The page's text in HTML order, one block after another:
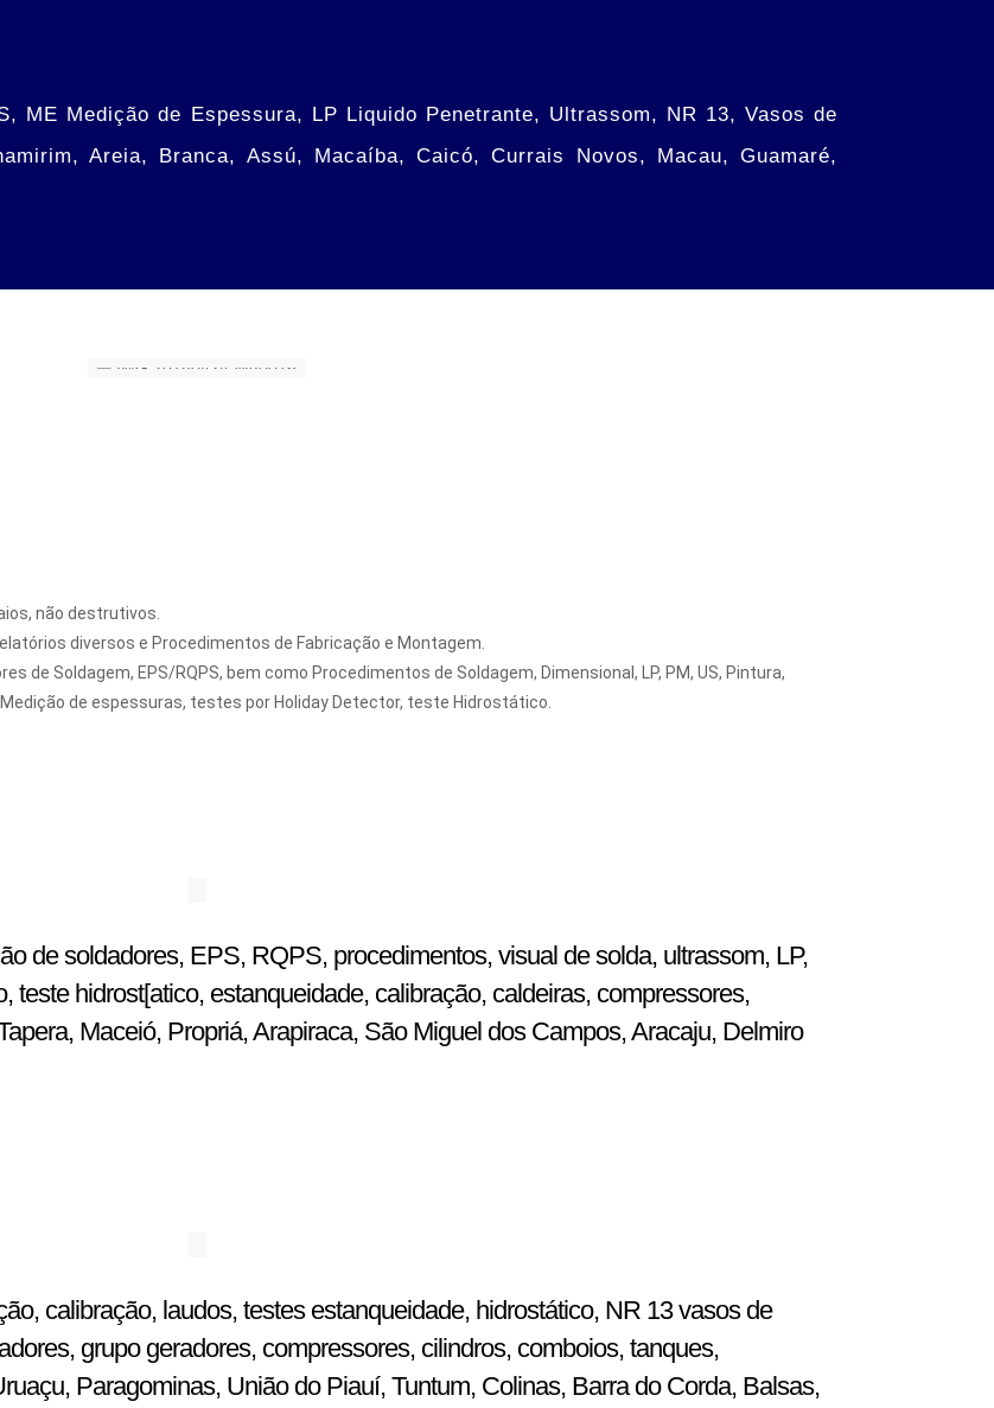
ME Medição de Espessura, LP Liquido Penetrante, Ultrassom, NR 13, Vasos de
Areia, Branca, Assú, Macaíba, Caicó, Currais Novos, Macau, Guamaré,
não destrutivos.
diversos e Procedimentos de Fabricação e Montagem.
de Soldagem, EPS/RQPS, bem como Procedimentos de Soldagem, Dimensional, LP, PM, US, Pintura,
de espessuras, testes por Holiday Detector, teste Hidrostático.
de soldadores, EPS, RQPS, procedimentos, visual de solda, ultrassom, LP,
teste hidrost[atico, estanqueidade, calibração, caldeiras, compressores,
Maceió, Propriá, Arapiraca, São Miguel dos Campos, Aracaju, Delmiro
calibração, laudos, testes estanqueidade, hidrostático, NR 13 vasos de
grupo geradores, compressores, cilindros, comboios, tanques,
Paragominas, União do Piauí, Tuntum, Colinas, Barra do Corda, Balsas,